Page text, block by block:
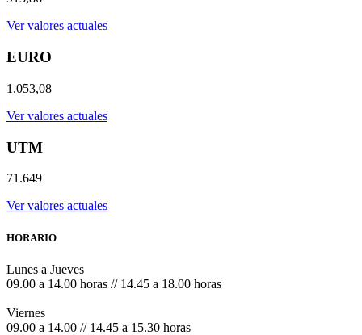
Ver valores actuales
EURO
1.053,08
Ver valores actuales
UTM
71.649
Ver valores actuales
HORARIO
Lunes a Jueves
09.00 a 14.00 horas // 14.45 a 18.00 horas
Viernes
09.00 a 14.00 // 14.45 a 15.30 horas